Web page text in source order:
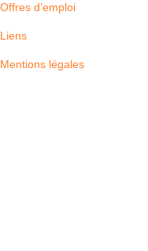
Offres d’emploi
Liens
Mentions légales